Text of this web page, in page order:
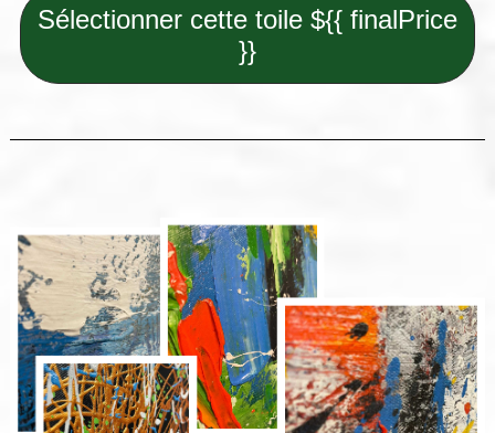
Sélectionner cette toile ${{ finalPrice
}}